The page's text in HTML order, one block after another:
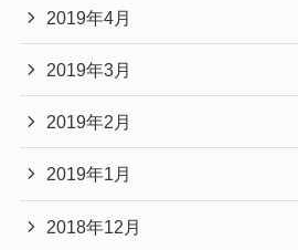
2019年4月
2019年3月
2019年2月
2019年1月
2018年12月